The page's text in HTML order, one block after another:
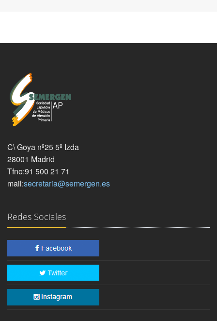
C\ Goya nº25 5º Izda
28001 Madrid
Tfno:91 500 21 71
mail:secretaria@semergen.es
Redes Sociales